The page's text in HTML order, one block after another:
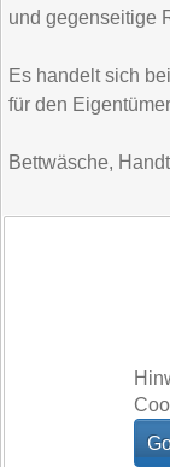
und gegenseitige
Es handelt sich
für den
Bettwäsche,